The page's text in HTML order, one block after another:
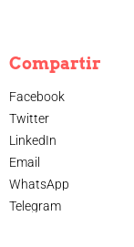
Compartir
Facebook
Twitter
LinkedIn
Email
WhatsApp
Telegram